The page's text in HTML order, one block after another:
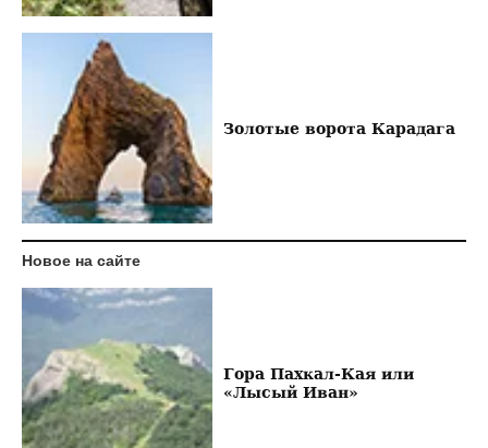
Золотые ворота Карадага
Новое на сайте
Гора Пахкал-Кая или
«Лысый Иван»